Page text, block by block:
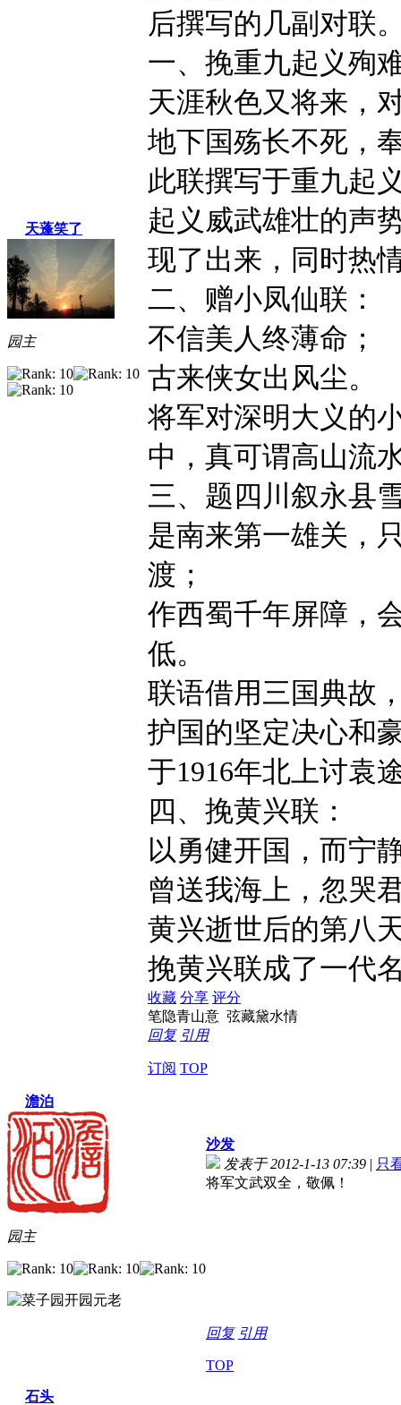
天蓬笑了
园主
后撰写的几副对联
一、挽重九起义殉
天涯秋色又将来，
地下国殇长不死，
此联撰写于重九起
起义威武雄壮的声
现了出来，同时热
二、赠小凤仙联：
不信美人终薄命；
古来侠女出风尘。
将军对深明大义的
中，真可谓高山流
三、题四川叙永县
是南来第一雄关，
渡；
作西蜀千年屏障，
低。
联语借用三国典故
护国的坚定决心和
于1916年北上讨袁
四、挽黄兴联：
以勇健开国，而宁
曾送我海上，忽哭
黄兴逝世后的第八
挽黄兴联成了一代
收藏 分享 评分
笔隐青山意 弦藏黛水情
回复 引用
订阅 TOP
澹泊
园主
沙发
发表于 2012-1-13 07:39 | 只
将军文武双全，敬佩！
回复 引用
TOP
石头